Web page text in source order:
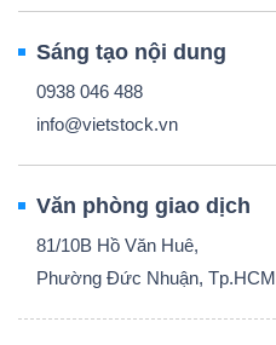
Sáng tạo nội dung
0938 046 488
info@vietstock.vn
Văn phòng giao dịch
81/10B Hồ Văn Huê,
Phường Đức Nhuận, Tp.HCM